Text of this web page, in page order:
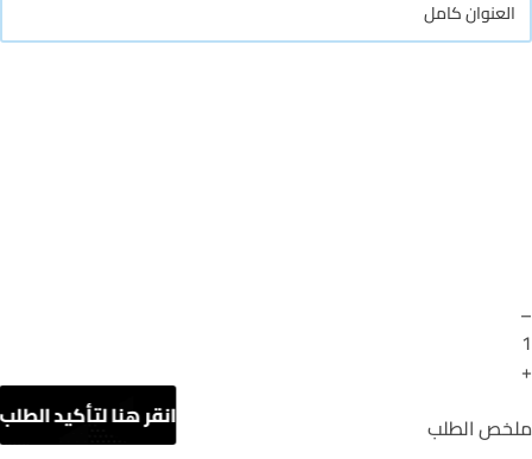
–
1
+
ملخص الطلب